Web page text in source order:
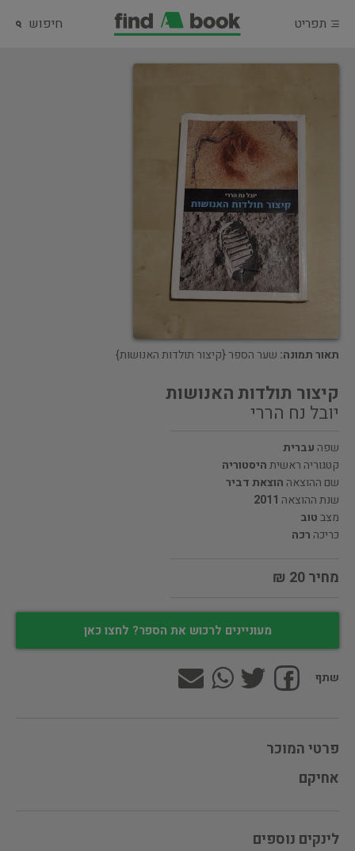
תפריט חיפוש
תאור תמונה: שער הספר {קיצור תולדות האנושות}
קיצור תולדות האנושות
יובל נח הררי
שפה עברית
קטגוריה ראשיתהיסטוריה
שם ההוצאה הוצאת דביר
שנת ההוצאה 2011
מצבטוב
כריכה רכה
מחיר 20 ₪
מעוניינים לרכוש את הספר? לחצו כאן
שתף
פרטי המוכר
אחיקם
לינקים נוספים